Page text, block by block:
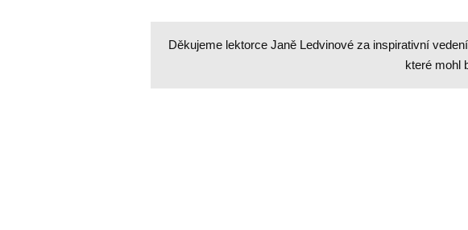
Děkujeme lektorce Janě Ledvinové za inspirativní
které mohl